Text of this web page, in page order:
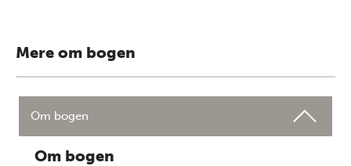
Mere om bogen
Om bogen
Om bogen